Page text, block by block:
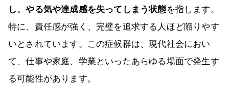
し、やる気や達成感を失ってしまう状態を指します。
特に、責任感が強く、完璧を追求する人ほど陥りやす
いとされています。この症候群は、現代社会におい
て、仕事や家庭、学業といったあらゆる場面で発生す
る可能性があります。